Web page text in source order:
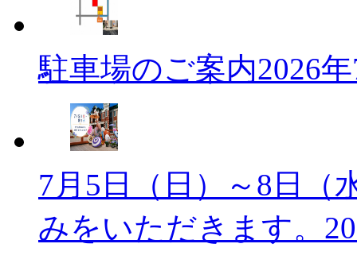
駐車場のご案内2026
7月5日（日）～8日（
みをいただきます。